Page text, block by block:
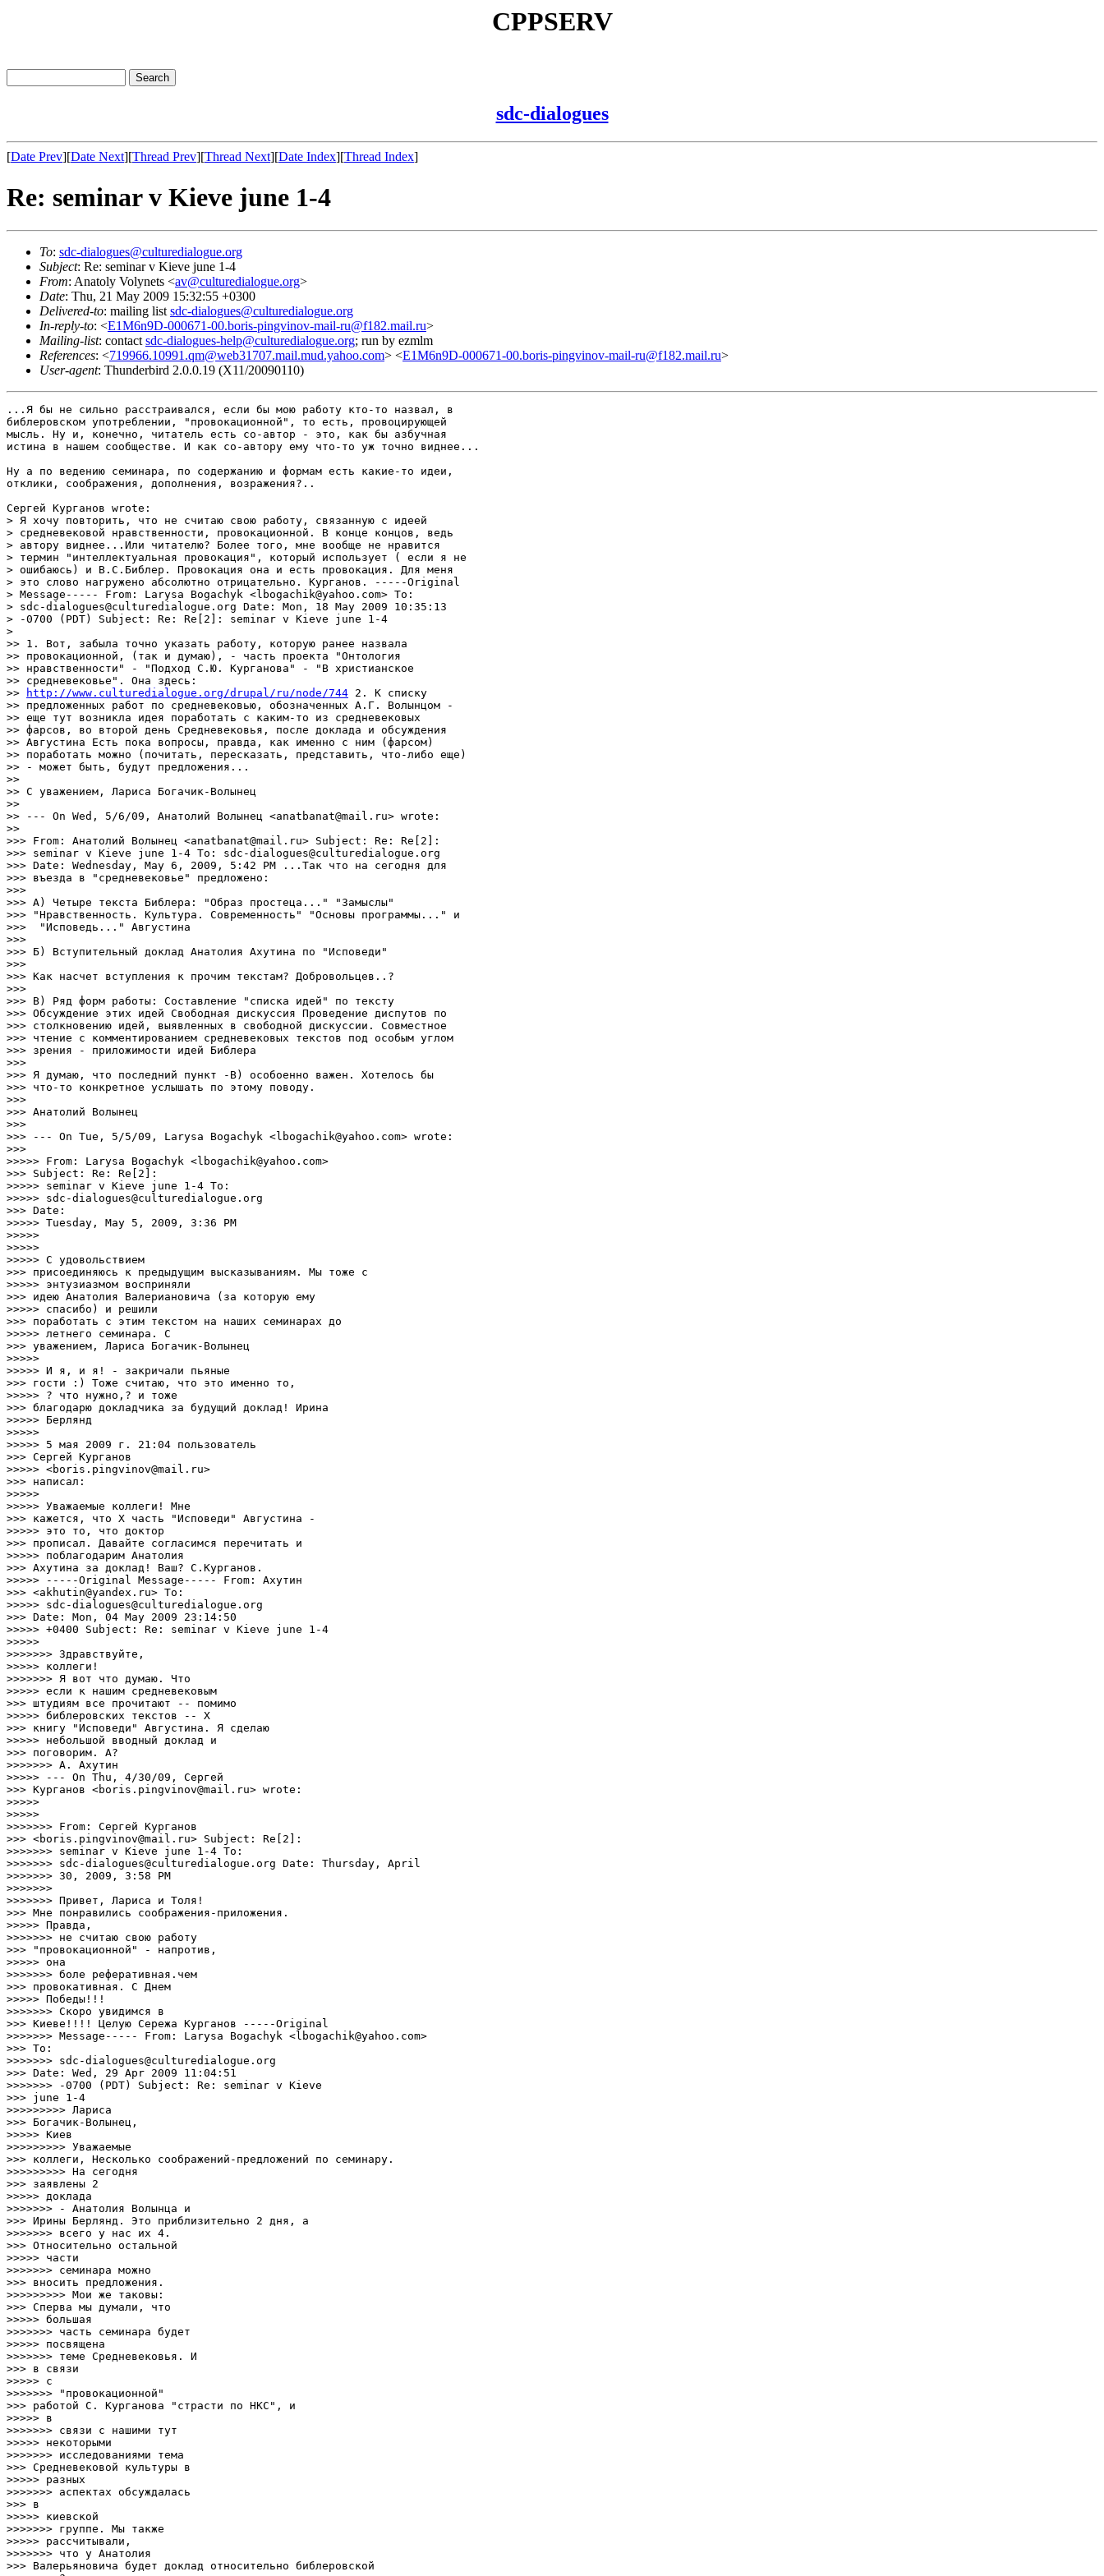
CPPSERV
sdc-dialogues
[Date Prev][Date Next][Thread Prev][Thread Next][Date Index][Thread Index]
Re: seminar v Kieve june 1-4
To: sdc-dialogues@culturedialogue.org
Subject: Re: seminar v Kieve june 1-4
From: Anatoly Volynets <av@culturedialogue.org>
Date: Thu, 21 May 2009 15:32:55 +0300
Delivered-to: mailing list sdc-dialogues@culturedialogue.org
In-reply-to: <E1M6n9D-000671-00.boris-pingvinov-mail-ru@f182.mail.ru>
Mailing-list: contact sdc-dialogues-help@culturedialogue.org; run by ezmlm
References: <719966.10991.qm@web31707.mail.mud.yahoo.com> <E1M6n9D-000671-00.boris-pingvinov-mail-ru@f182.mail.ru>
User-agent: Thunderbird 2.0.0.19 (X11/20090110)
...Я бы не сильно расстраивался, если бы мою работу кто-то назвал, в
библеровском употреблении, "провокационной", то есть, провоцирующей
мысль. Ну и, конечно, читатель есть со-автор - это, как бы азбучная
истина в нашем сообществе. И как со-автору ему что-то уж точно виднее...
Ну а по ведению семинара, по содержанию и формам есть какие-то идеи,
отклики, соображения, дополнения, возражения?..
Сергей Курганов wrote:
> Я хочу повторить, что не считаю свою работу, связанную с идеей
> средневековой нравственности, провокационной. В конце концов, ведь
> автору виднее...Или читателю? Более того, мне вообще не нравится
> термин "интеллектуальная провокация", который использует ( если я не
> ошибаюсь) и В.С.Библер. Провокация она и есть провокация. Для меня
> это слово нагружено абсолютно отрицательно. Курганов. -----Original
> Message----- From: Larysa Bogachyk <lbogachik@yahoo.com> To:
> sdc-dialogues@culturedialogue.org Date: Mon, 18 May 2009 10:35:13
> -0700 (PDT) Subject: Re: Re[2]: seminar v Kieve june 1-4
>
>> 1. Вот, забыла точно указать работу, которую ранее назвала
>> провокационной, (так и думаю), - часть проекта "Онтология
>> нравственности" - "Подход С.Ю. Курганова" - "В христианское
>> средневековье". Она здесь:
>>
http://www.culturedialogue.org/drupal/ru/node/744 2. К списку
>> предложенных работ по средневековью, обозначенных А.Г. Волынцом -
>> еще тут возникла идея поработать с каким-то из средневековых
>> фарсов, во второй день Средневековья, после доклада и обсуждения
>> Августина Есть пока вопросы, правда, как именно с ним (фарсом)
>> поработать можно (почитать, пересказать, представить, что-либо еще)
>> - может быть, будут предложения...
>>
>> С уважением, Лариса Богачик-Волынец
>>
>> --- On Wed, 5/6/09, Анатолий Волынец <anatbanat@mail.ru> wrote:
>>
>>> From: Анатолий Волынец <anatbanat@mail.ru> Subject: Re: Re[2]:
>>> seminar v Kieve june 1-4 To: sdc-dialogues@culturedialogue.org
>>> Date: Wednesday, May 6, 2009, 5:42 PM ...Так что на сегодня для
>>> въезда в "средневековье" предложено:
>>>
>>> А) Четыре текста Библера: "Образ простеца..." "Замыслы"
>>> "Нравственность. Культура. Современность" "Основы программы..." и
>>>  "Исповедь..." Августина
>>>
>>> Б) Вступительный доклад Анатолия Ахутина по "Исповеди"
>>>
>>> Как насчет вступления к прочим текстам? Добровольцев..?
>>>
>>> В) Ряд форм работы: Составление "списка идей" по тексту
>>> Обсуждение этих идей Свободная дискуссия Проведение диспутов по
>>> столкновению идей, выявленных в свободной дискуссии. Совместное
>>> чтение с комментированием средневековых текстов под особым углом
>>> зрения - приложимости идей Библера
>>>
>>> Я думаю, что последний пункт -В) особоенно важен. Хотелось бы
>>> что-то конкретное услышать по этому поводу.
>>>
>>> Анатолий Волынец
>>>
>>> --- On Tue, 5/5/09, Larysa Bogachyk <lbogachik@yahoo.com> wrote:
>>>
>>>>> From: Larysa Bogachyk <lbogachik@yahoo.com>
>>> Subject: Re: Re[2]:
>>>>> seminar v Kieve june 1-4 To:
>>>>> sdc-dialogues@culturedialogue.org
>>> Date:
>>>>> Tuesday, May 5, 2009, 3:36 PM
>>>>>
>>>>>
>>>>> С удовольствием
>>> присоединяюсь к предыдущим высказываниям. Мы тоже с
>>>>> энтузиазмом восприняли
>>> идею Анатолия Валериановича (за которую ему
>>>>> спасибо) и решили
>>> поработать с этим текстом на наших семинарах до
>>>>> летнего семинара. С
>>> уважением, Лариса Богачик-Волынец
>>>>>
>>>>> И я, и я! - закричали пьяные
>>> гости :) Тоже считаю, что это именно то,
>>>>> ? что нужно,? и тоже
>>> благодарю докладчика за будущий доклад! Ирина
>>>>> Берлянд
>>>>>
>>>>> 5 мая 2009 г. 21:04 пользователь
>>> Сергей Курганов
>>>>> <boris.pingvinov@mail.ru>
>>> написал:
>>>>>
>>>>> Уважаемые коллеги! Мне
>>> кажется, что Х часть "Исповеди" Августина -
>>>>> это то, что доктор
>>> прописал. Давайте согласимся перечитать и
>>>>> поблагодарим Анатолия
>>> Ахутина за доклад! Ваш? С.Курганов.
>>>>> -----Original Message----- From: Ахутин
>>> <akhutin@yandex.ru> To:
>>>>> sdc-dialogues@culturedialogue.org
>>> Date: Mon, 04 May 2009 23:14:50
>>>>> +0400 Subject: Re: seminar v Kieve june 1-4
>>>>>
>>>>>>> Здравствуйте,
>>>>> коллеги!
>>>>>>> Я вот что думаю. Что
>>>>> если к нашим средневековым
>>> штудиям все прочитают -- помимо
>>>>> библеровских текстов -- X
>>> книгу "Исповеди" Августина. Я сделаю
>>>>> небольшой вводный доклад и
>>> поговорим. А?
>>>>>>> А. Ахутин
>>>>> --- On Thu, 4/30/09, Сергей
>>> Курганов <boris.pingvinov@mail.ru> wrote:
>>>>>
>>>>>
>>>>>>> From: Сергей Курганов
>>> <boris.pingvinov@mail.ru> Subject: Re[2]:
>>>>>>> seminar v Kieve june 1-4 To:
>>>>>>> sdc-dialogues@culturedialogue.org Date: Thursday, April
>>>>>>> 30, 2009, 3:58 PM
>>>>>>>
>>>>>>> Привет, Лариса и Толя!
>>> Мне понравились соображения-приложения.
>>>>> Правда,
>>>>>>> не считаю свою работу
>>> "провокационной" - напротив,
>>>>> она
>>>>>>> боле реферативная.чем
>>> провокативная. С Днем
>>>>> Победы!!!
>>>>>>> Скоро увидимся в
>>> Киеве!!!! Целую Сережа Курганов -----Original
>>>>>>> Message----- From: Larysa Bogachyk <lbogachik@yahoo.com>
>>> To:
>>>>>>> sdc-dialogues@culturedialogue.org
>>> Date: Wed, 29 Apr 2009 11:04:51
>>>>>>> -0700 (PDT) Subject: Re: seminar v Kieve
>>> june 1-4
>>>>>>>>> Лариса
>>> Богачик-Волынец,
>>>>> Киев
>>>>>>>>> Уважаемые
>>> коллеги, Несколько соображений-предложений по семинару.
>>>>>>>>> На сегодня
>>> заявлены 2
>>>>> доклада
>>>>>>> - Анатолия Волынца и
>>> Ирины Берлянд. Это приблизительно 2 дня, а
>>>>>>> всего у нас их 4.
>>> Относительно остальной
>>>>> части
>>>>>>> семинара можно
>>> вносить предложения.
>>>>>>>>> Мои же таковы:
>>> Сперва мы думали, что
>>>>> большая
>>>>>>> часть семинара будет
>>>>> посвящена
>>>>>>> теме Средневековья. И
>>> в связи
>>>>> с
>>>>>>> "провокационной"
>>> работой С. Курганова "страсти по НКС", и
>>>>> в
>>>>>>> связи с нашими тут
>>>>> некоторыми
>>>>>>> исследованиями тема
>>> Средневековой культуры в
>>>>> разных
>>>>>>> аспектах обсуждалась
>>> в
>>>>> киевской
>>>>>>> группе. Мы также
>>>>> рассчитывали,
>>>>>>> что у Анатолия
>>> Валерьяновича будет доклад относительно библеровской